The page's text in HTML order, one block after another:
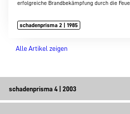
erfolgreiche Brandbekämpfung durch die
schadenprisma 2 | 1985
Alle Artikel zeigen